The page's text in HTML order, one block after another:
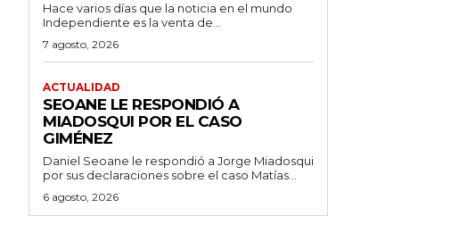
Hace varios días que la noticia en el mundo
Independiente es la venta de...
7 agosto, 2026
ACTUALIDAD
SEOANE LE RESPONDIÓ A
MIADOSQUI POR EL CASO
GIMÉNEZ
Daniel Seoane le respondió a Jorge Miadosqui
por sus declaraciones sobre el caso Matías...
6 agosto, 2026